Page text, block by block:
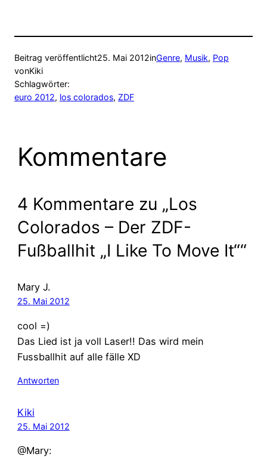
Beitrag veröffentlicht25. Mai 2012inGenre, Musik, Pop
vonKiki
Schlagwörter:
euro 2012, los colorados, ZDF
Kommentare
4 Kommentare zu „Los
Colorados – Der ZDF-
Fußballhit „I Like To Move It““
Mary J.
25. Mai 2012
cool =)
Das Lied ist ja voll Laser!! Das wird mein
Fussballhit auf alle fälle XD
Antworten
Kiki
25. Mai 2012
@Mary: